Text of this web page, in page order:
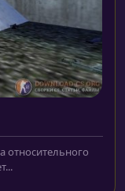
относительного